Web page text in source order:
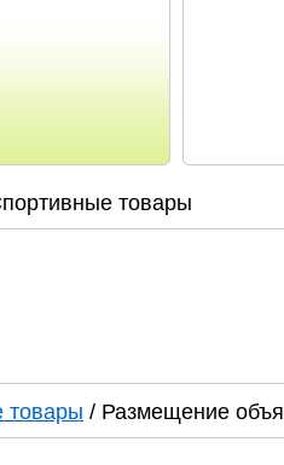
товары
товары / Размещение